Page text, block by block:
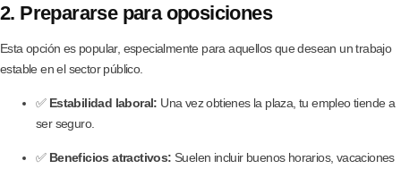
2. Prepararse para oposiciones
Esta opción es popular, especialmente para aquellos que desean un trabajo
estable en el sector público.
✅ Estabilidad laboral: Una vez obtienes la plaza, tu empleo tiende a
ser seguro.
✅ Beneficios atractivos: Suelen incluir buenos horarios, vacaciones